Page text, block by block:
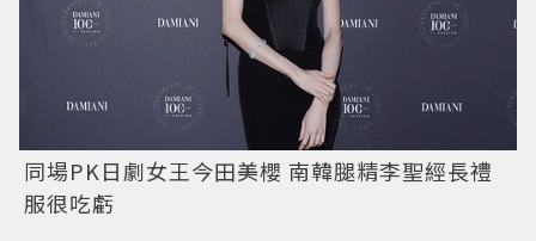
同場PK日劇女王今田美櫻 南韓腿精李聖經長禮
服很吃虧